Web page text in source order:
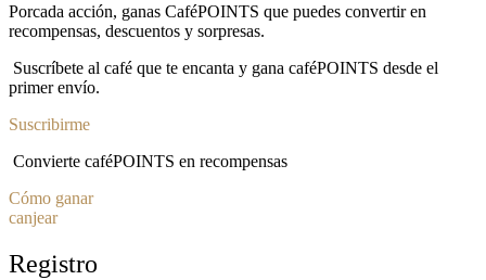
Porcada acción, ganas CaféPOINTS que puedes convertir en
recompensas, descuentos y sorpresas.
Suscríbete al café que te encanta y gana caféPOINTS desde el
primer envío.
Suscribirme
Convierte caféPOINTS en recompensas
Cómo ganar
canjear
Registro